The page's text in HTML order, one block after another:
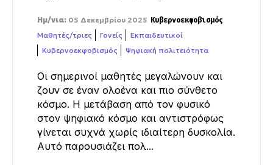
Ημ/νια: 05 Δεκεμβρίου 2025 Κυβερνοεκφοβισμός
Μαθητές/τριες Γονείς
Εκπαιδευτικοί
Κυβερνοεκφοβισμός
Ψηφιακή πολιτειότητα
Οι σημερινοί μαθητές μεγαλώνουν και
ζουν σε έναν ολοένα και πιο σύνθετο
κόσμο. Η μετάβαση από τον φυσικό
στον ψηφιακό κόσμο και αντιστρόφως
γίνεται συχνά χωρίς ιδιαίτερη δυσκολία.
Αυτό παρουσιάζει πολ...